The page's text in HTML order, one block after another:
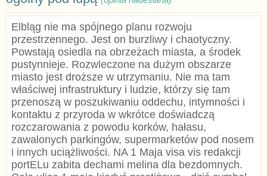
Elbląg nie ma spójnego planu rozwoju
przestrzennego. Jest on burzliwy i chaotyczny.
Powstają osiedla na obrzeżach miasta, a środek
pustynnieje. Rozwleczone na dużym obszarze
miasto jest droższe w utrzymaniu. Nie ma tam
właściwej infrastruktury i ludzie, którzy się tam
przenoszą w poszukiwaniu oddechu, intymności i
kontaktu z przyroda w wkrótce doświadczą
rozczarowania z powodu korków, hałasu,
zawalonych parkingów, supermarketów pod nosem
i innych uciążliwości. NA 1 Maja visa vis redakcji
portELu zabita dechami melina dla bezdomnych.